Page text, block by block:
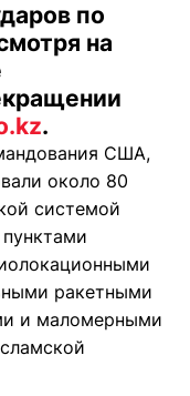
по
на
.
США,
около 80
системой
ракетными
и маломерными